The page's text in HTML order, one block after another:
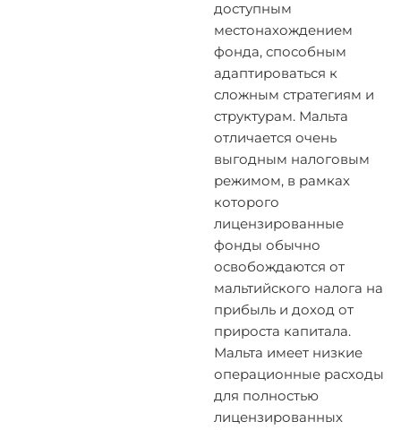
доступным
местонахождением
фонда, способным
адаптироваться к
сложным стратегиям и
структурам. Мальта
отличается очень
выгодным налоговым
режимом, в рамках
которого
лицензированные
фонды обычно
освобождаются от
мальтийского налога на
прибыль и доход от
прироста капитала.
Мальта имеет низкие
операционные расходы
для полностью
лицензированных